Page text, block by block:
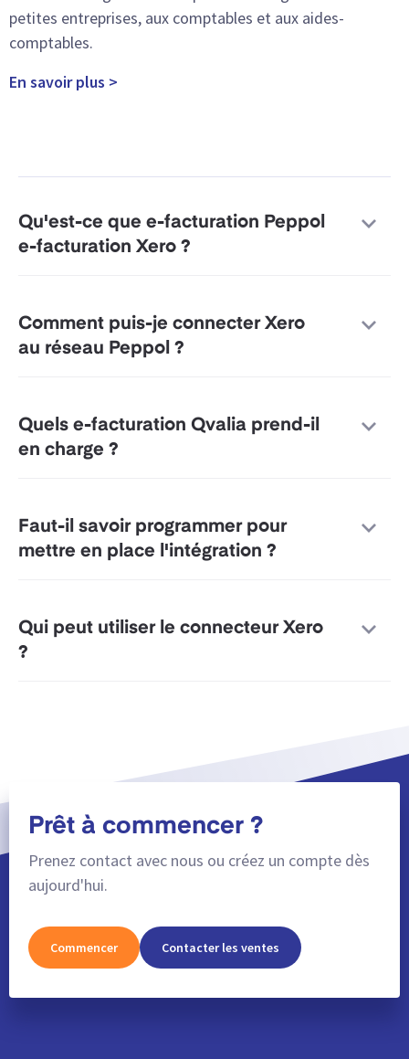
petites entreprises, aux comptables et aux aides-
comptables.
En savoir plus >
Qu'est-ce que e-facturation Peppol
e-facturation Xero ?
Comment puis-je connecter Xero
au réseau Peppol ?
Quels e-facturation Qvalia prend-il
en charge ?
Faut-il savoir programmer pour
mettre en place l'intégration ?
Qui peut utiliser le connecteur Xero
?
Prêt à commencer ?
Prenez contact avec nous ou créez un compte dès
aujourd'hui.
Commencer Contacter les ventes